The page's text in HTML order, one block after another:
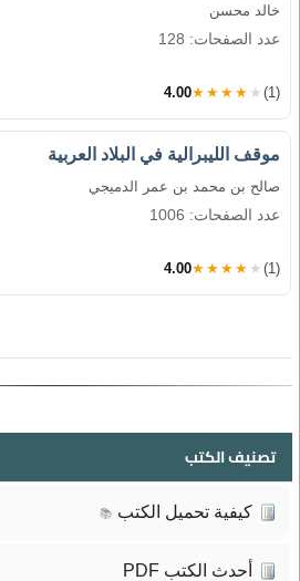
خالد محسن
عدد الصفحات: 128
4.00★★★★★ (1)
موقف الليبرالية في البلاد العربية
صالح بن محمد بن عمر الدميجي
عدد الصفحات: 1006
4.00★★★★★ (1)
تصنيف الكتب
كيفية تحميل الكتب 📚
أحدث الكتب PDF